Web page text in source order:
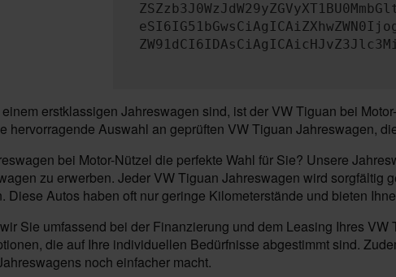
erstklassigen Jahreswagen sind, ist der VW Tiguan bei
hervorragende Auswahl an geprüften VW Tiguan Jahreswagen,
bei Motor-Nützel die perfekte Wahl für Sie? Unsere
zu erwerben. Jeder VW Tiguan Jahreswagen wird sorgfältig
Diese Autos haben oft nur geringe Kilometerstände und bieten
Sie umfassend bei der Finanzierung und dem Leasing Ihres
die auf Ihre individuellen Bedürfnisse abgestimmt sind.
noch einfacher macht.